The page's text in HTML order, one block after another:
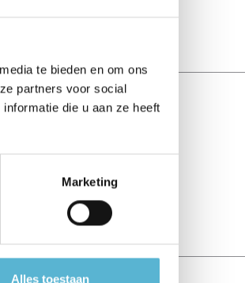
te bieden en om ons
partners voor social
die u aan ze heeft
Marketing
Alles toestaan